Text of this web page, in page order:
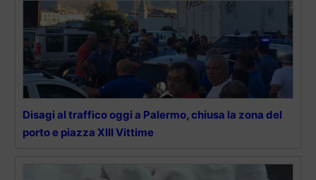
Disagi al traffico oggi a Palermo, chiusa la zona del
porto e piazza XIII Vittime